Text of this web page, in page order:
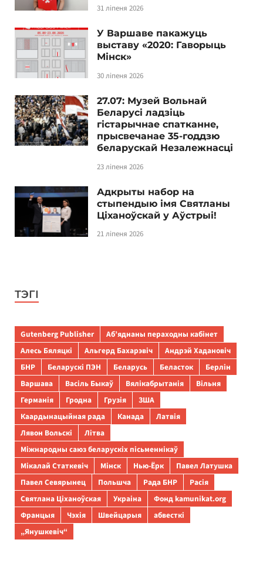
31 ліпеня 2026
У Варшаве пакажуць
выставу «2020: Гаворыць
Мінск»
30 ліпеня 2026
27.07: Музей Вольнай
Беларусі ладзіць
гістарычнае спатканне,
прысвечанае 35-годдзю
беларускай Незалежнасці
23 ліпеня 2026
Адкрыты набор на
стыпендыю імя Святланы
Ціханоўскай у Аўстрыі!
21 ліпеня 2026
ТЭГІ
Gutenberg Publisher
Аб’яднаны пераходны кабінет
Алесь Бяляцкі
Альгерд Бахарэвіч
Андрэй Хадановіч
БНР
Беларускі ПЭН Беларусь Беласток
Берлін
Варшава
Васіль Быкаў Вялікабрытанія
Вільня
Германія
Гродна Грузія
ЗША
Каардынацыйная рада
Канада
Латвія
Лявон Вольскі
Літва
Міжнародны саюз беларускіх пісьменнікаў
Мікалай Статкевіч
Мінск Нью-Ёрк
Павел Латушка
Павел Севярынец
Польшча Рада БНР
Расія
Святлана Ціханоўская
Украіна
Фонд kamunikat.org
Францыя
Чэхія Швейцарыя
абвесткі
„Янушкевіч“